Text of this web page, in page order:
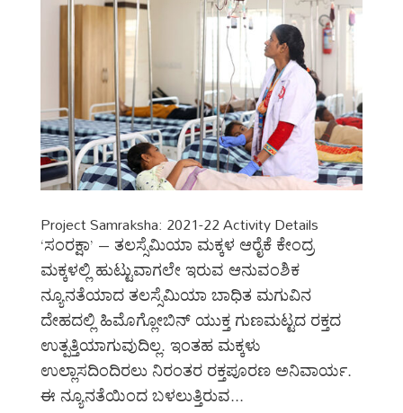
Project Samraksha: 2021-22 Activity Details
‘ಸಂರಕ್ಷಾ’ – ತಲಸ್ಸೆಮಿಯಾ ಮಕ್ಕಳ ಆರೈಕೆ ಕೇಂದ್ರ
ಮಕ್ಕಳಲ್ಲಿ ಹುಟ್ಟುವಾಗಲೇ ಇರುವ ಆನುವಂಶಿಕ
ನ್ಯೂನತೆಯಾದ ತಲಸ್ಸೆಮಿಯಾ ಬಾಧಿತ ಮಗುವಿನ
ದೇಹದಲ್ಲಿ ಹಿಮೊಗ್ಲೋಬಿನ್ ಯುಕ್ತ ಗುಣಮಟ್ಟದ ರಕ್ತದ
ಉತ್ಪತ್ತಿಯಾಗುವುದಿಲ್ಲ. ಇಂತಹ ಮಕ್ಕಳು
ಉಲ್ಲಾಸದಿಂದಿರಲು ನಿರಂತರ ರಕ್ತಪೂರಣ ಅನಿವಾರ್ಯ.
ಈ ನ್ಯೂನತೆಯಿಂದ ಬಳಲುತ್ತಿರುವ...